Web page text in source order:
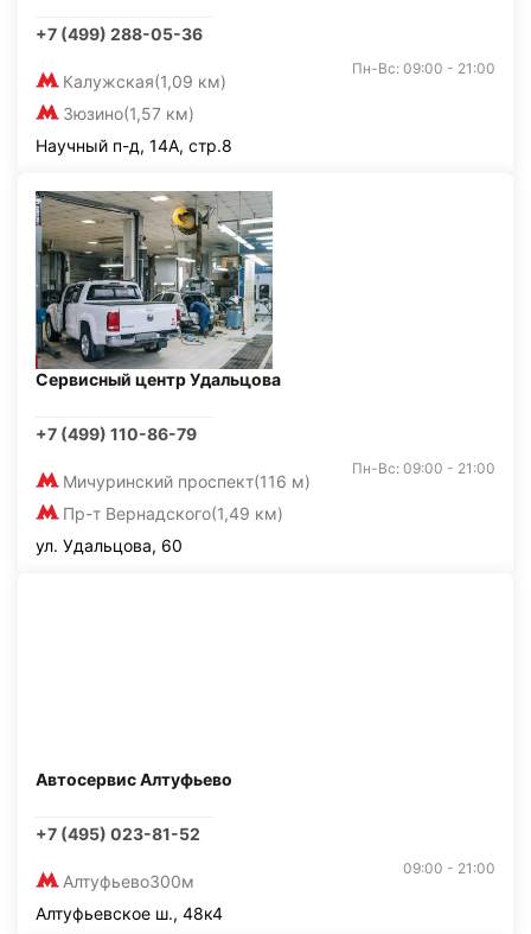
+7 (499) 288-05-36
Калужская(1,09 км)
Зюзино(1,57 км)
Пн-Вс: 09:00 - 21:00
Научный п-д, 14А, стр.8
Сервисный центр Удальцова
+7 (499) 110-86-79
Мичуринский проспект(116 м)
Пр-т Вернадского(1,49 км)
Пн-Вс: 09:00 - 21:00
ул. Удальцова, 60
Автосервис Алтуфьево
+7 (495) 023-81-52
Алтуфьево300м
09:00 - 21:00
Алтуфьевское ш., 48к4